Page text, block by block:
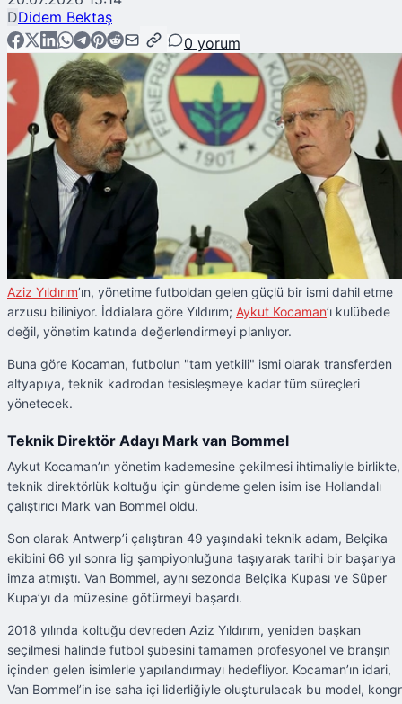
DDidem Bektaş
0 yorum
Aziz Yıldırım’ın, yönetime futboldan gelen güçlü bir ismi dahil etme
arzusu biliniyor. İddialara göre Yıldırım; Aykut Kocaman’ı kulübede
değil, yönetim katında değerlendirmeyi planlıyor.
Buna göre Kocaman, futbolun "tam yetkili" ismi olarak transferden
altyapıya, teknik kadrodan tesisleşmeye kadar tüm süreçleri
yönetecek.
Teknik Direktör Adayı Mark van Bommel
Aykut Kocaman’ın yönetim kademesine çekilmesi ihtimaliyle birlikte,
teknik direktörlük koltuğu için gündeme gelen isim ise Hollandalı
çalıştırıcı Mark van Bommel oldu.
Son olarak Antwerp’i çalıştıran 49 yaşındaki teknik adam, Belçika
ekibini 66 yıl sonra lig şampiyonluğuna taşıyarak tarihi bir başarıya
imza atmıştı. Van Bommel, aynı sezonda Belçika Kupası ve Süper
Kupa’yı da müzesine götürmeyi başardı.
2018 yılında koltuğu devreden Aziz Yıldırım, yeniden başkan
seçilmesi halinde futbol şubesini tamamen profesyonel ve branşın
içinden gelen isimlerle yapılandırmayı hedefliyor. Kocaman’ın idari,
Van Bommel’in ise saha içi liderliğiyle oluşturulacak bu model,